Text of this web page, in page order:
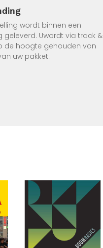
wordt binnen een
geleverd. Uwordt via track &
de hoogte gehouden van
uw pakket.